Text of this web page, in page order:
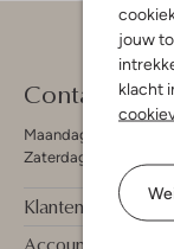
jouw
klacht
Contact
Maandag - Vrijdag
Zaterdag 09:00 -
Klantenservice